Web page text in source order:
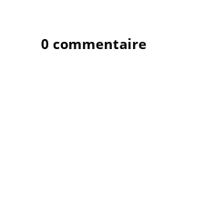
0 commentaire